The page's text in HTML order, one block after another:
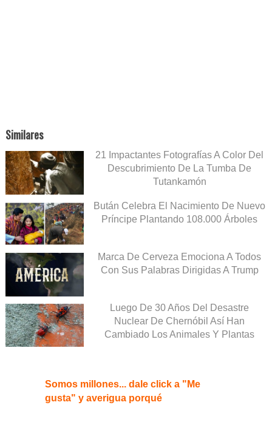
Similares
21 Impactantes Fotografías A Color Del
Descubrimiento De La Tumba De
Tutankamón
Bután Celebra El Nacimiento De Nuevo
Príncipe Plantando 108.000 Árboles
Marca De Cerveza Emociona A Todos
Con Sus Palabras Dirigidas A Trump
Luego De 30 Años Del Desastre
Nuclear De Chernóbil Así Han
Cambiado Los Animales Y Plantas
Somos millones... dale click a "Me
gusta" y averigua porqué